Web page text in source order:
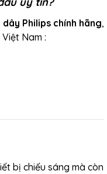
dây Philips chính hãng,
Nam :
bị chiếu sáng mà còn